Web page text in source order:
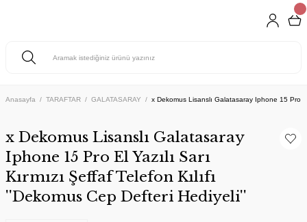
Anasayfa TARAFTAR GALATASARAY x Dekomus Lisanslı Galatasaray Iphone 15 Pro El
x Dekomus Lisanslı Galatasaray
Iphone 15 Pro El Yazılı Sarı
Kırmızı Şeffaf Telefon Kılıfı
''Dekomus Cep Defteri Hediyeli''